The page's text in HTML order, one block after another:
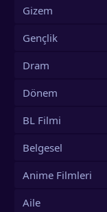
Gizem
Gençlik
Dram
Dönem
BL Filmi
Belgesel
Anime Filmleri
Aile